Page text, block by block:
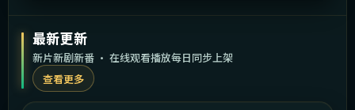
最新更新
新片新剧新番 · 在线观看播放每日同步上架
查看更多